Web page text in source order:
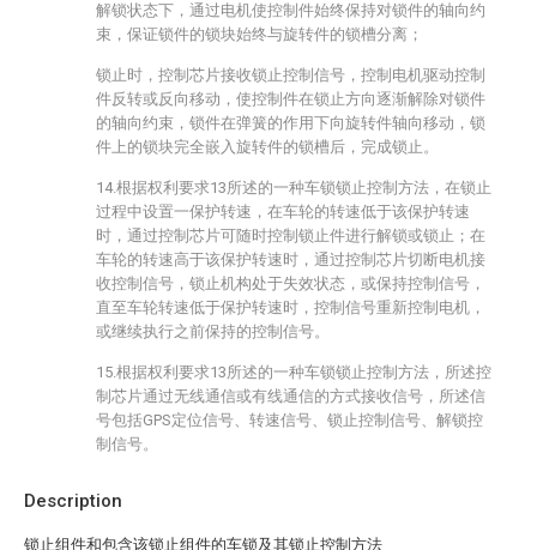
Description
锁止组件和包含该锁止组件的车锁及其锁止控制方法
解锁状态下，通过电机使控制件始终保持对锁件的轴向约
束，保证锁件的锁块始终与旋转件的锁槽分离；
锁止时，控制芯片接收锁止控制信号，控制电机驱动控制
件反转或反向移动，使控制件在锁止方向逐渐解除对锁件
的轴向约束，锁件在弹簧的作用下向旋转件轴向移动，锁
件上的锁块完全嵌入旋转件的锁槽后，完成锁止。
14.根据权利要求13所述的一种车锁锁止控制方法，在锁止
过程中设置一保护转速，在车轮的转速低于该保护转速
时，通过控制芯片可随时控制锁止件进行解锁或锁止；在
车轮的转速高于该保护转速时，通过控制芯片切断电机接
收控制信号，锁止机构处于失效状态，或保持控制信号，
直至车轮转速低于保护转速时，控制信号重新控制电机，
或继续执行之前保持的控制信号。
15.根据权利要求13所述的一种车锁锁止控制方法，所述控
制芯片通过无线通信或有线通信的方式接收信号，所述信
号包括GPS定位信号、转速信号、锁止控制信号、解锁控
制信号。